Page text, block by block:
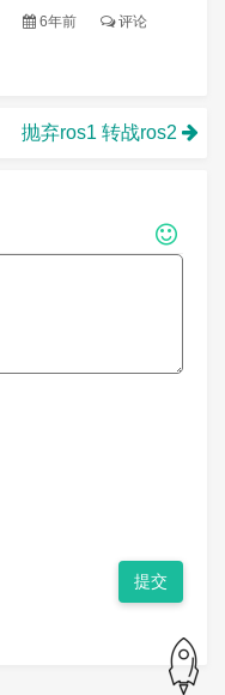
6年前 评论
抛弃ros1 转战ros2
提交